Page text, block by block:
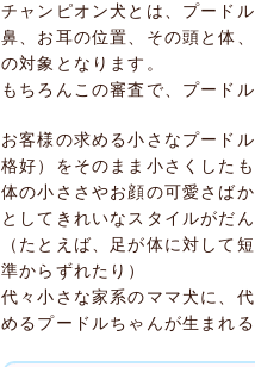
チャンピオン犬とは、プード
鼻、お耳の位置、その頭と体
の対象となります。
もちろんこの審査で、プード
お客様の求める小さなプード
格好）をそのまま小さくしたも
体の小ささやお顔の可愛さば
としてきれいなスタイルがだ
（たとえば、足が体に対して
準からずれたり）
代々小さな家系のママ犬に、
めるプードルちゃんが生まれ